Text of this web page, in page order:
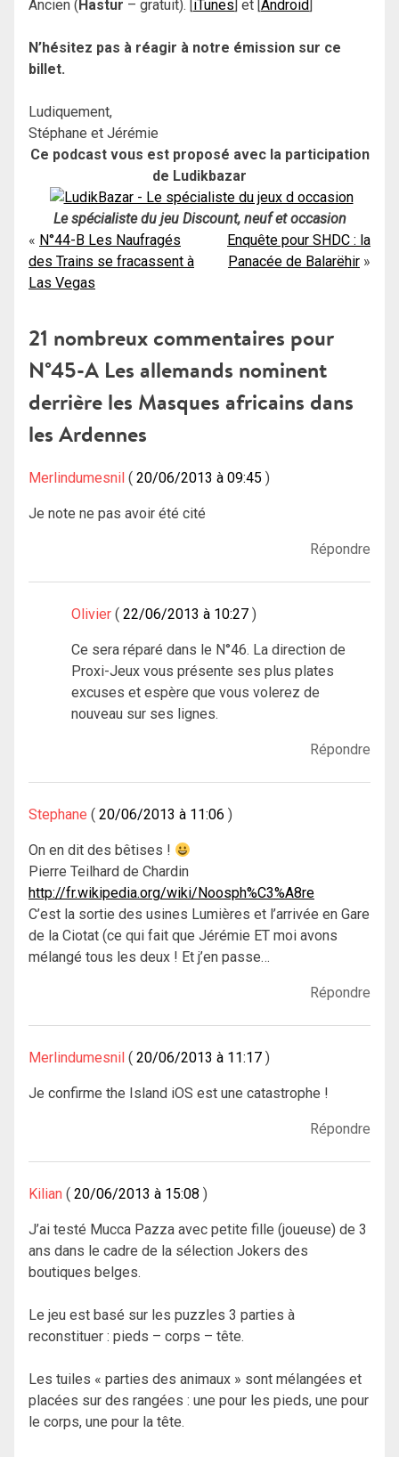
Ancien (Hastur – gratuit). [iTunes] et [Android]
N’hésitez pas à réagir à notre émission sur ce
billet.
Ludiquement,
Stéphane et Jérémie
Ce podcast vous est proposé avec la participation
de Ludikbazar
Le spécialiste du jeu Discount, neuf et occasion
Navigation
de
N°44-B Les Naufragés
des Trains se fracassent à
Las Vegas
Enquête pour SHDC : la
Panacée de Balarëhir
21 nombreux commentaires pour
N°45-A Les allemands nominent
derrière les Masques africains dans
les Ardennes
Merlindumesnil 20/06/2013 à 09:45
Je note ne pas avoir été cité
Répondre
Olivier 22/06/2013 à 10:27
Ce sera réparé dans le N°46. La direction de
Proxi-Jeux vous présente ses plus plates
excuses et espère que vous volerez de
nouveau sur ses lignes.
Répondre
Stephane 20/06/2013 à 11:06
On en dit des bêtises !
Pierre Teilhard de Chardin
http://fr.wikipedia.org/wiki/Noosph%C3%A8re
C’est la sortie des usines Lumières et l’arrivée en Gare
de la Ciotat (ce qui fait que Jérémie ET moi avons
mélangé tous les deux ! Et j’en passe…
Répondre
Merlindumesnil 20/06/2013 à 11:17
Je confirme the Island iOS est une catastrophe !
Répondre
Kilian 20/06/2013 à 15:08
J’ai testé Mucca Pazza avec petite fille (joueuse) de 3
ans dans le cadre de la sélection Jokers des
boutiques belges.
Le jeu est basé sur les puzzles 3 parties à
reconstituer : pieds – corps – tête.
Les tuiles « parties des animaux » sont mélangées et
placées sur des rangées : une pour les pieds, une pour
le corps, une pour la tête.